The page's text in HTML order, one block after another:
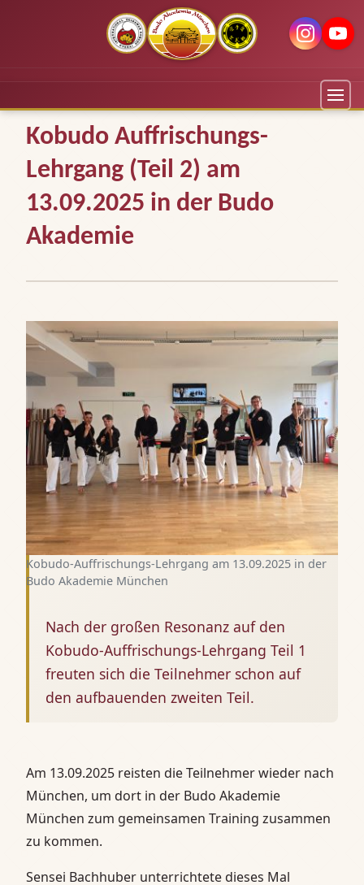
Kobudo Auffrischungs-
Lehrgang (Teil 2) am
13.09.2025 in der Budo
Akademie
Kobudo-Auffrischungs-Lehrgang am 13.09.2025 in der
Budo Akademie München
Nach der großen Resonanz auf den
Kobudo-Auffrischungs-Lehrgang Teil 1
freuten sich die Teilnehmer schon auf
den aufbauenden zweiten Teil.
Am 13.09.2025 reisten die Teilnehmer wieder nach
München, um dort in der Budo Akademie
München zum gemeinsamen Training zusammen
zu kommen.
Sensei Bachhuber unterrichtete dieses Mal